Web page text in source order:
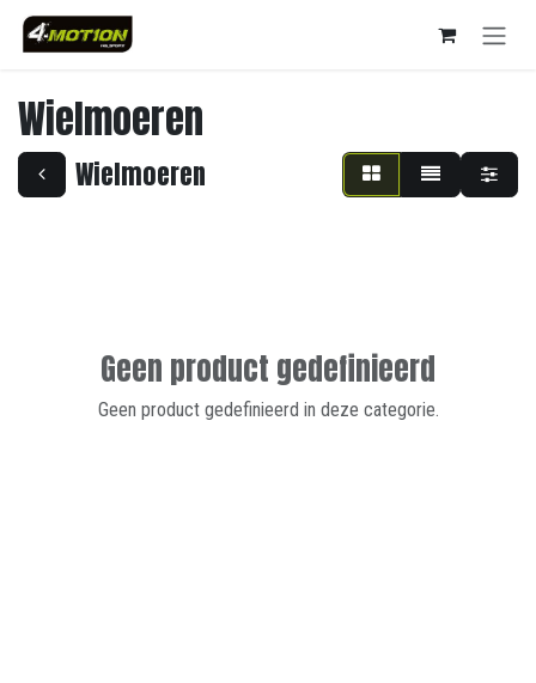
Overslaan naar inhoud
Wielmoeren
Wielmoeren
Geen product gedefinieerd
Geen product gedefinieerd in deze categorie.